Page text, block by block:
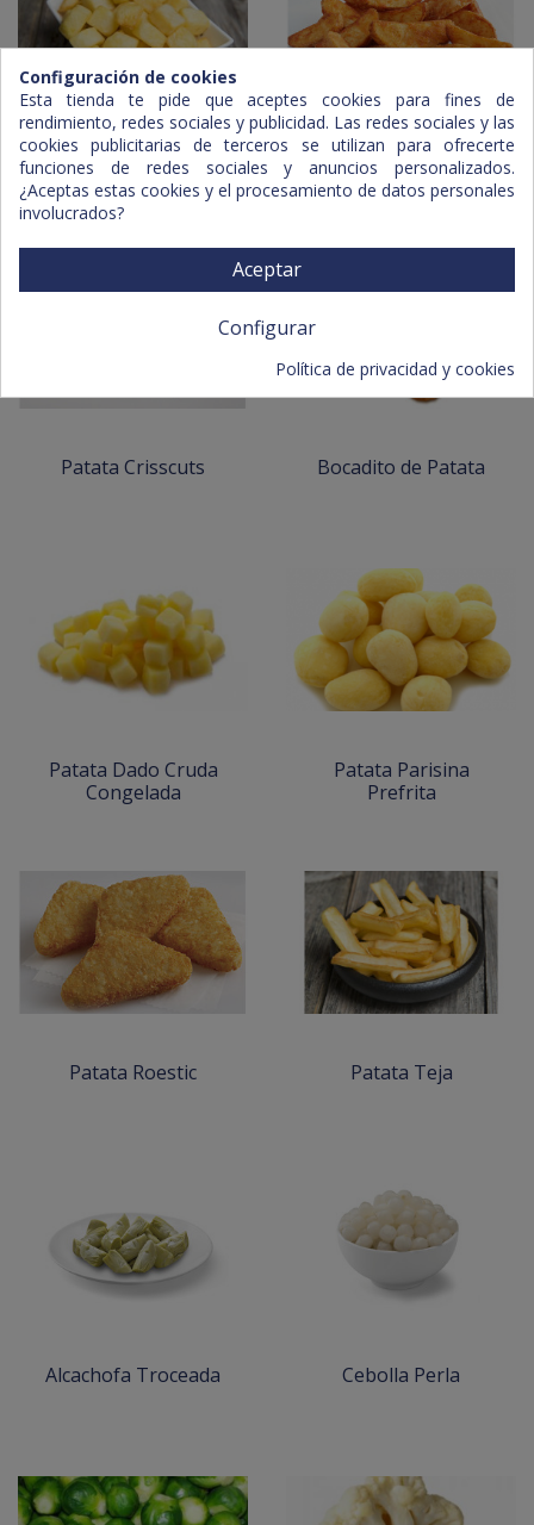
Patata Brava Patata Wedges
Patata Crisscuts Bocadito de Patata
Patata Dado Cruda
Congelada
Patata Parisina
Prefrita
Patata Roestic Patata Teja
Alcachofa Troceada Cebolla Perla
Configuración de cookies
Esta tienda te pide que aceptes cookies para fines de
rendimiento, redes sociales y publicidad. Las redes sociales y las
cookies publicitarias de terceros se utilizan para ofrecerte
funciones de redes sociales y anuncios personalizados.
¿Aceptas estas cookies y el procesamiento de datos personales
involucrados?
Aceptar
Configurar
Política de privacidad y cookies